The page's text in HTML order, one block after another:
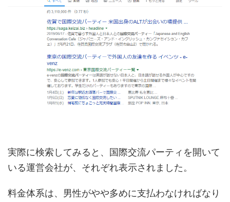
実際に検索してみると、国際交流パーティを開いて
いる運営会社が、それぞれ表示されました。
料金体系は、男性がやや多めに支払わなければなり